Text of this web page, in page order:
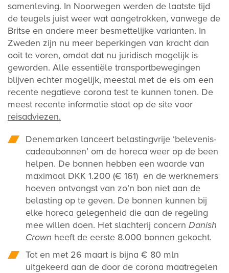
samenleving. In Noorwegen werden de laatste tijd
de teugels juist weer wat aangetrokken, vanwege de
Britse en andere meer besmettelijke varianten. In
Zweden zijn nu meer beperkingen van kracht dan
ooit te voren, omdat dat nu juridisch mogelijk is
geworden. Alle essentiële transportbewegingen
blijven echter mogelijk, meestal met de eis om een
recente negatieve corona test te kunnen tonen. De
meest recente informatie staat op de site voor
reisadviezen.
Denemarken lanceert belastingvrije ‘belevenis-
cadeaubonnen’ om de horeca weer op de been
helpen. De bonnen hebben een waarde van
maximaal DKK 1.200 (€ 161) en de werknemers
hoeven ontvangst van zo’n bon niet aan de
belasting op te geven. De bonnen kunnen bij
elke horeca gelegenheid die aan de regeling
mee willen doen. Het slachterij concern Danish
Crown heeft de eerste 8.000 bonnen gekocht.
Tot en met 26 maart is bijna € 80 mln
uitgekeerd aan de door de corona maatregelen